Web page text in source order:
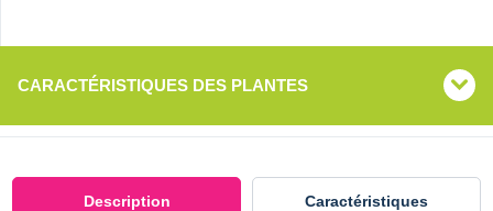
CARACTÉRISTIQUES DES PLANTES
Description Caractéristiques